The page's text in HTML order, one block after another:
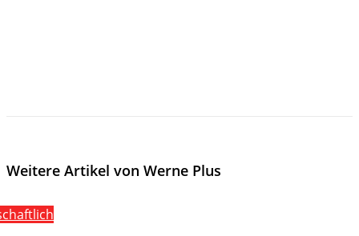
Weitere Artikel von Werne Plus